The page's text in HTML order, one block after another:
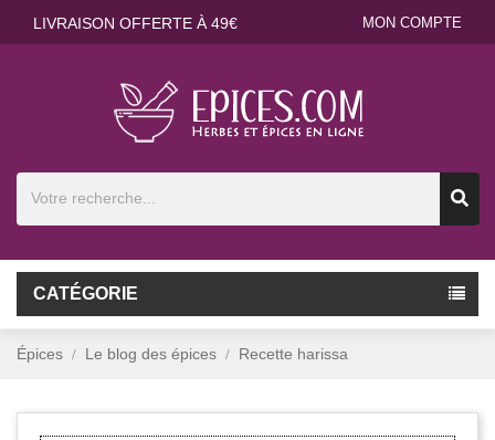
LIVRAISON OFFERTE À 49€ MON COMPTE
CATÉGORIE
Épices Le blog des épices Recette harissa